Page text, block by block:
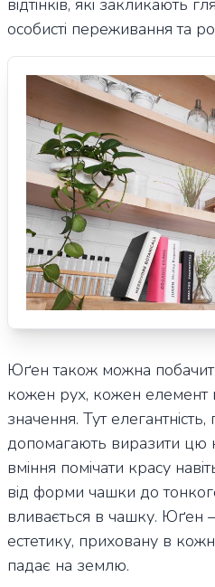
відтінків, які закликають
особисті переживання та
Юґен також можна
кожен рух, кожен елемент
значення. Тут елегантність,
допомагають виразити цю
вміння помічати красу
від форми чашки до
вливається в чашку. Юґен
естетику, приховану в
падає на землю.